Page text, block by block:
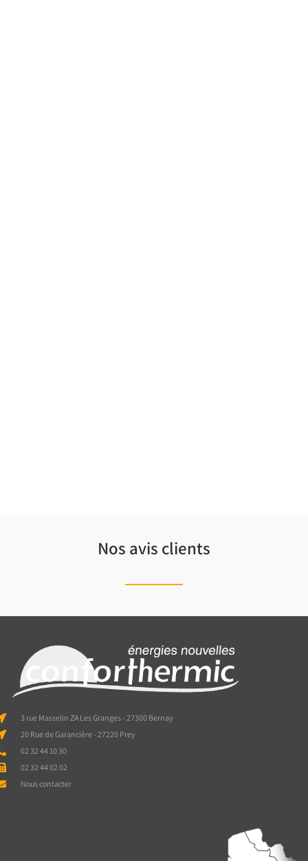
Nos avis clients
3 rue Masselin ZA Les Granges - 27300 Bernay
20 Rue de Garancière - 27220 Prey
02 32 44 10 30
02 32 44 02 02
Nous contacter